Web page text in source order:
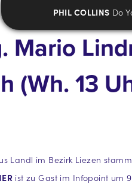
PHIL COLLINS Do
Mario
(Wh. 13
Landl im Bezirk Liezen
ist zu Gast im Infopoint um 9